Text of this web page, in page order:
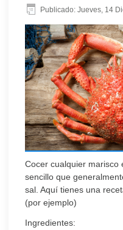
Publicado: Jueves, 14
Cocer cualquier marisco
sencillo que
sal. Aquí tienes una
(por ejemplo)
Ingredientes: